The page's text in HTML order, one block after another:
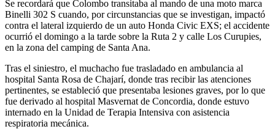
Se recordará que Colombo transitaba al mando de una moto marca
Binelli 302 S cuando, por circunstancias que se investigan, impactó
contra el lateral izquierdo de un auto Honda Civic EXS; el accidente
ocurrió el domingo a la tarde sobre la Ruta 2 y calle Los Curupies,
en la zona del camping de Santa Ana.
Tras el siniestro, el muchacho fue trasladado en ambulancia al
hospital Santa Rosa de Chajarí, donde tras recibir las atenciones
pertinentes, se estableció que presentaba lesiones graves, por lo que
fue derivado al hospital Masvernat de Concordia, donde estuvo
internado en la Unidad de Terapia Intensiva con asistencia
respiratoria mecánica.